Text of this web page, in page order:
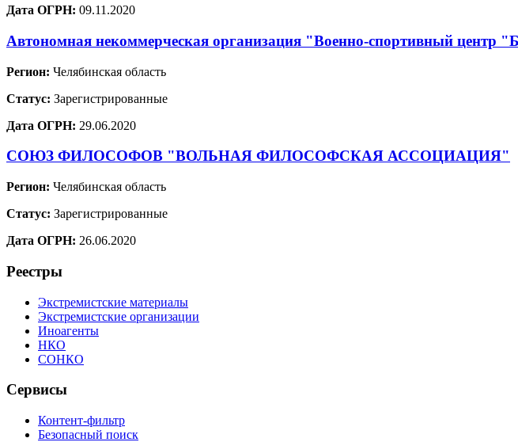
Дата ОГРН: 09.11.2020
Автономная некоммерческая организация "Военно-спортивный центр
Регион: Челябинская область
Статус: Зарегистрированные
Дата ОГРН: 29.06.2020
СОЮЗ ФИЛОСОФОВ "ВОЛЬНАЯ ФИЛОСОФСКАЯ АССОЦИАЦИЯ"
Регион: Челябинская область
Статус: Зарегистрированные
Дата ОГРН: 26.06.2020
Реестры
Экстремистские материалы
Экстремистские организации
Иноагенты
НКО
СОНКО
Сервисы
Контент-фильтр
Безопасный поиск